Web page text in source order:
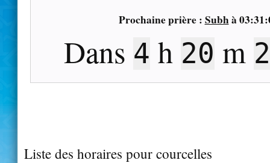
Prochaine prière : Subhà
Dans 4 h 20 m
Liste des horaires pour courcelles